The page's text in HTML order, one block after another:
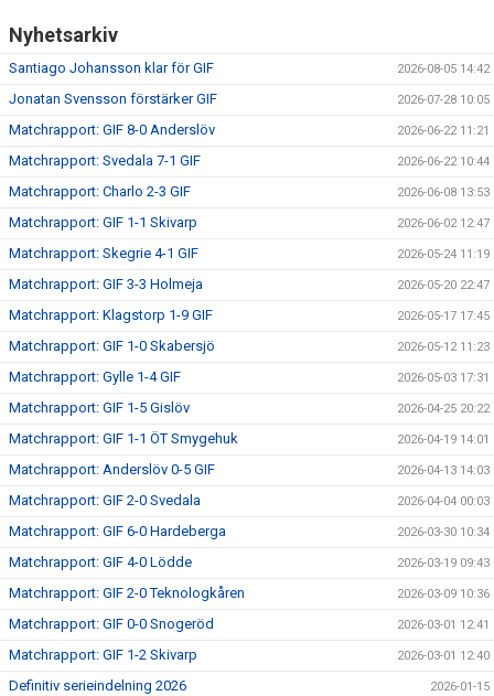
Nyhetsarkiv
Santiago Johansson klar för GIF 2026-08-05 14:42
Jonatan Svensson förstärker GIF 2026-07-28 10:05
Matchrapport: GIF 8-0 Anderslöv 2026-06-22 11:21
Matchrapport: Svedala 7-1 GIF 2026-06-22 10:44
Matchrapport: Charlo 2-3 GIF 2026-06-08 13:53
Matchrapport: GIF 1-1 Skivarp 2026-06-02 12:47
Matchrapport: Skegrie 4-1 GIF 2026-05-24 11:19
Matchrapport: GIF 3-3 Holmeja 2026-05-20 22:47
Matchrapport: Klagstorp 1-9 GIF 2026-05-17 17:45
Matchrapport: GIF 1-0 Skabersjö 2026-05-12 11:23
Matchrapport: Gylle 1-4 GIF 2026-05-03 17:31
Matchrapport: GIF 1-5 Gislöv 2026-04-25 20:22
Matchrapport: GIF 1-1 ÖT Smygehuk 2026-04-19 14:01
Matchrapport: Anderslöv 0-5 GIF 2026-04-13 14:03
Matchrapport: GIF 2-0 Svedala 2026-04-04 00:03
Matchrapport: GIF 6-0 Hardeberga 2026-03-30 10:34
Matchrapport: GIF 4-0 Lödde 2026-03-19 09:43
Matchrapport: GIF 2-0 Teknologkåren 2026-03-09 10:36
Matchrapport: GIF 0-0 Snogeröd 2026-03-01 12:41
Matchrapport: GIF 1-2 Skivarp 2026-03-01 12:40
Definitiv serieindelning 2026 2026-01-15